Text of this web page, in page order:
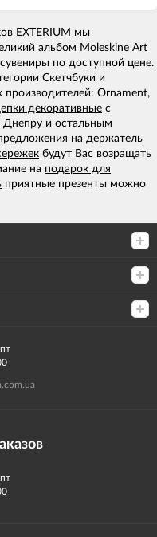
EXTERIUM мы
альбом Moleskine Art
по доступной цене.
Скетчбуки и
производителей: Ornament,
декоративные с
Днепру и остальным
на держатель
будут Вас возращать
на подарок для
приятные презенты можно